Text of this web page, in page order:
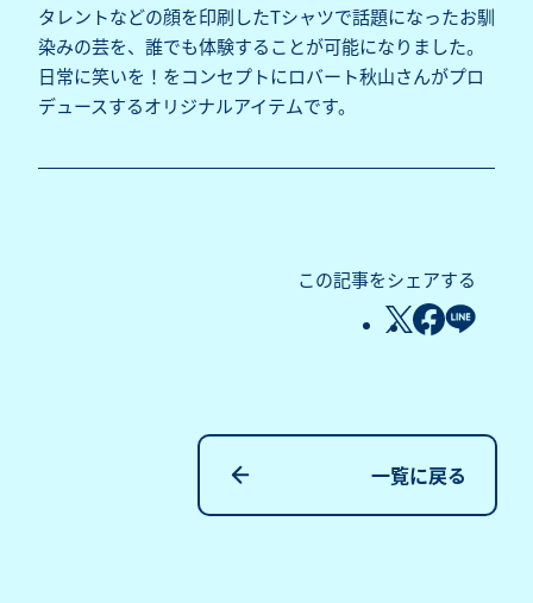
タレントなどの顔を印刷したTシャツで話題になったお馴
染みの芸を、誰でも体験することが可能になりました。
日常に笑いを！をコンセプトにロバート秋山さんがプロ
デュースするオリジナルアイテムです。
この記事をシェアする
一覧に戻る